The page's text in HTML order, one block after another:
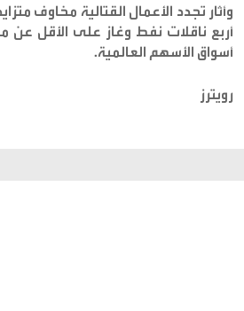
وأثار تجدد الأعمال القتالية مخاوف
أربع ناقلات نفط وغاز على الأقل عن
أسواق الأسهم العالمية.
رويترز